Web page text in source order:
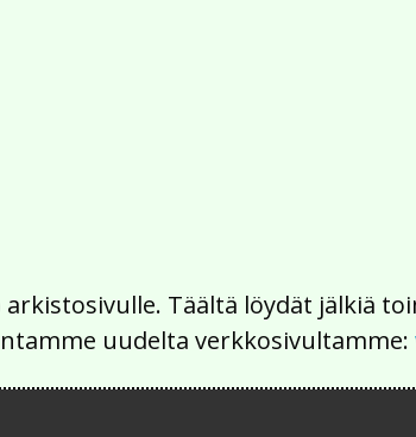
Täältä löydät jälkiä
uudelta verkkosivultamme: